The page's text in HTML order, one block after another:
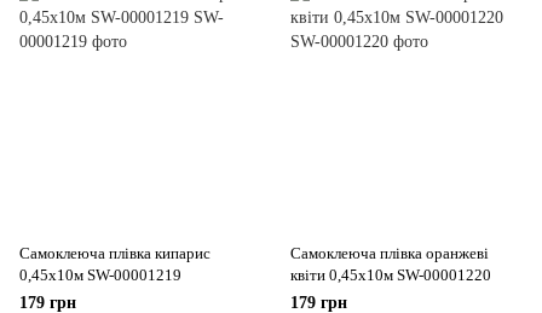
Самоклеюча плівка кипарис
0,45х10м SW-00001219
179 грн
Самоклеюча плівка оранжеві
квіти 0,45х10м SW-00001220
179 грн